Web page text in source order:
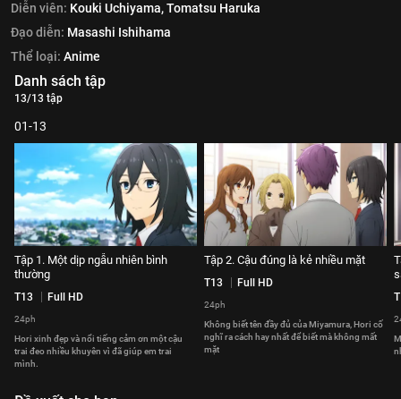
Diễn viên: Kouki Uchiyama,Tomatsu Haruka
Đạo diễn: Masashi Ishihama
Thể loại: Anime
Danh sách tập
13/13 tập
01-13
Tập 1. Một dịp ngẫu nhiên bình
thường
T13 Full HD
24ph
Hori xinh đẹp và nổi tiếng cảm ơn một cậu
trai đeo nhiều khuyên vì đã giúp em trai
mình.
Tập 2. Cậu đúng là kẻ nhiều mặt
T13 Full HD
24ph
Không biết tên đầy đủ của Miyamura, Hori cố
nghĩ ra cách hay nhất để biết mà không mất
mặt